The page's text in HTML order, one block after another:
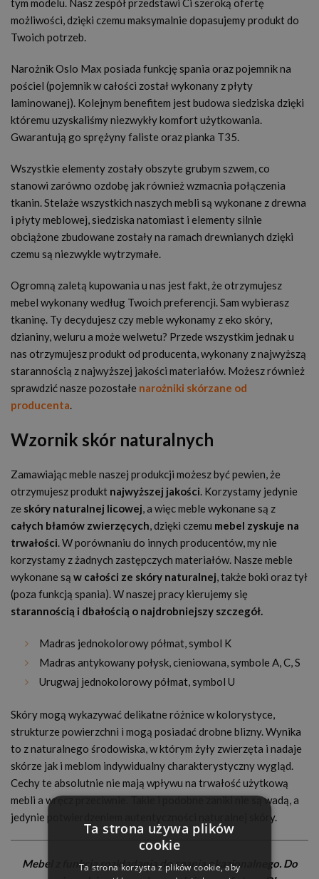
tym modelu. Nasz zespół przedstawi Ci szeroką ofertę
możliwości, dzięki czemu maksymalnie dopasujemy produkt do
Twoich potrzeb.
Narożnik Oslo Max posiada funkcję spania oraz pojemnik na
pościel (pojemnik w całości został wykonany z płyty
laminowanej). Kolejnym benefitem jest budowa siedziska dzięki
któremu uzyskaliśmy niezwykły komfort użytkowania.
Gwarantują go sprężyny faliste oraz pianka T35.
Wszystkie elementy zostały obszyte grubym szwem, co
stanowi zarówno ozdobę jak również wzmacnia połączenia
tkanin. Stelaże wszystkich naszych mebli są wykonane z drewna
i płyty meblowej, siedziska natomiast i elementy silnie
obciążone zbudowane zostały na ramach drewnianych dzięki
czemu są niezwykle wytrzymałe.
Ogromną zaletą kupowania u nas jest fakt, że otrzymujesz
mebel wykonany według Twoich preferencji. Sam wybierasz
tkaninę. Ty decydujesz czy meble wykonamy z eko skóry,
dzianiny, weluru a może welwetu? Przede wszystkim jednak u
nas otrzymujesz produkt od producenta, wykonany z najwyższą
starannością z najwyższej jakości materiałów. Możesz również
sprawdzić nasze pozostałe narożniki skórzane od
producenta.
Wzornik skór naturalnych
Zamawiając meble naszej produkcji możesz być pewien, że
otrzymujesz produkt najwyższej jakości. Korzystamy jedynie
ze skóry naturalnej licowej, a więc meble wykonane są z
całych błamów zwierzęcych, dzięki czemu mebel zyskuje na
trwałości. W porównaniu do innych producentów, my nie
korzystamy z żadnych zastępczych materiałów. Nasze meble
wykonane są w całości ze skóry naturalnej, także boki oraz tył
(poza funkcją spania). W naszej pracy kierujemy się
starannością i dbałością o najdrobniejszy szczegół.
Madras jednokolorowy półmat, symbol K
Madras antykowany połysk, cieniowana, symbole A, C, S
Urugwaj jednokolorowy półmat, symbol U
Skóry mogą wykazywać delikatne różnice w kolorystyce,
strukturze powierzchni i mogą posiadać drobne blizny. Wynika
to z naturalnego środowiska, w którym żyły zwierzęta i nadaje
skórze jak i meblom indywidualny charakterystyczny wygląd.
Cechy te absolutnie nie mają wpływu na trwałość użytkową
mebli a wręcz przeciwnie. Takie i podobne zaniki nie są wadą, a
jedynie potwierdzeniem autentyczności naturalnej skóry.
Mebel z funkcją rozkładania do spania okazjonalnego. Do
Ta strona używa plików
cookie
Ta strona korzysta z plików cookie, aby